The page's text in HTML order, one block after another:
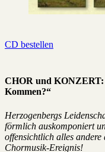
CD bestellen
CHOR und KONZERT:
Kommen?“
Herzogenbergs
förmlich auskomponiert
offensichtlich alles andere
Chormusik-Ereignis!